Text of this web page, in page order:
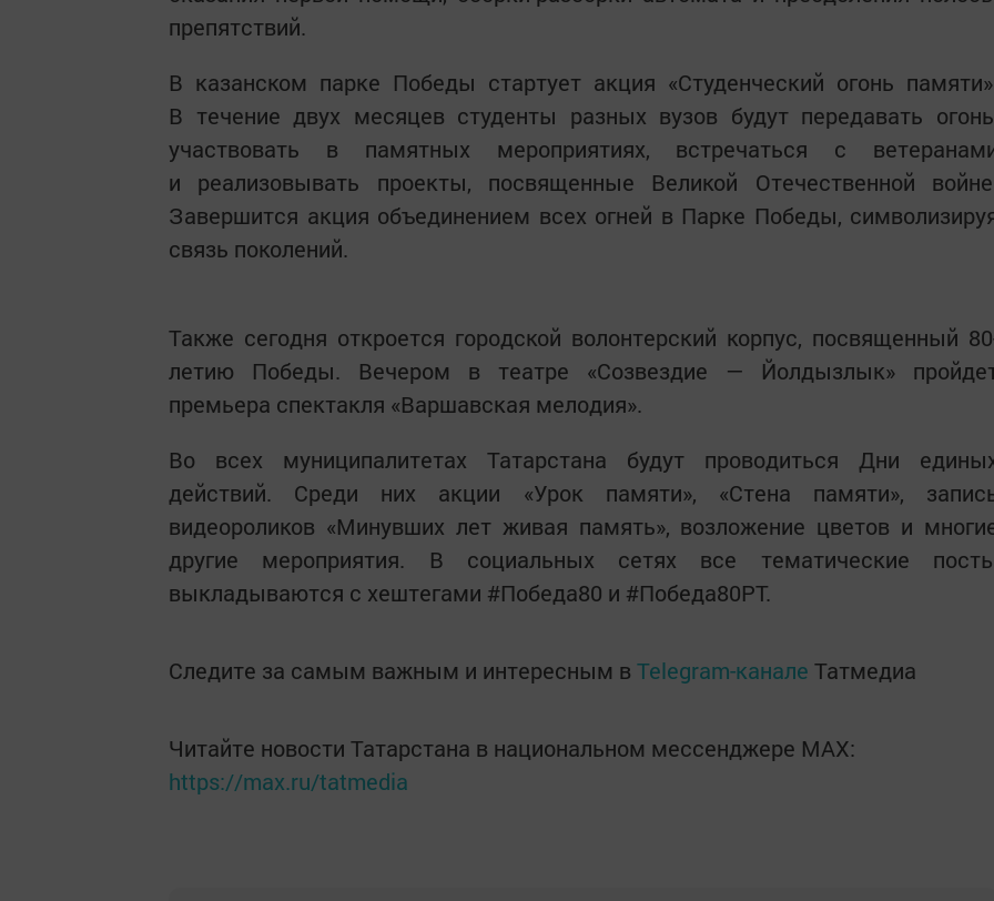
препятствий.
В казанском парке Победы стартует акция «Студенческий огонь
В течение двух месяцев студенты разных вузов будут передавать
участвовать в памятных мероприятиях, встречаться с
и реализовывать проекты, посвященные Великой Отечественной
Завершится акция объединением всех огней в Парке Победы,
связь поколений.
Также сегодня откроется городской волонтерский корпус, посвященный
летию Победы. Вечером в театре «Созвездие — Йолдызлык»
премьера спектакля «Варшавская мелодия».
Во всех муниципалитетах Татарстана будут проводиться Дни
действий. Среди них акции «Урок памяти», «Стена памяти»,
видеороликов «Минувших лет живая память», возложение цветов и
другие мероприятия. В социальных сетях все тематические
выкладываются с хештегами #Победа80 и #Победа80РТ.
Следите за самым важным и интересным в Telegram-канале Татмедиа
Читайте новости Татарстана в национальном мессенджере MАХ:
https://max.ru/tatmedia